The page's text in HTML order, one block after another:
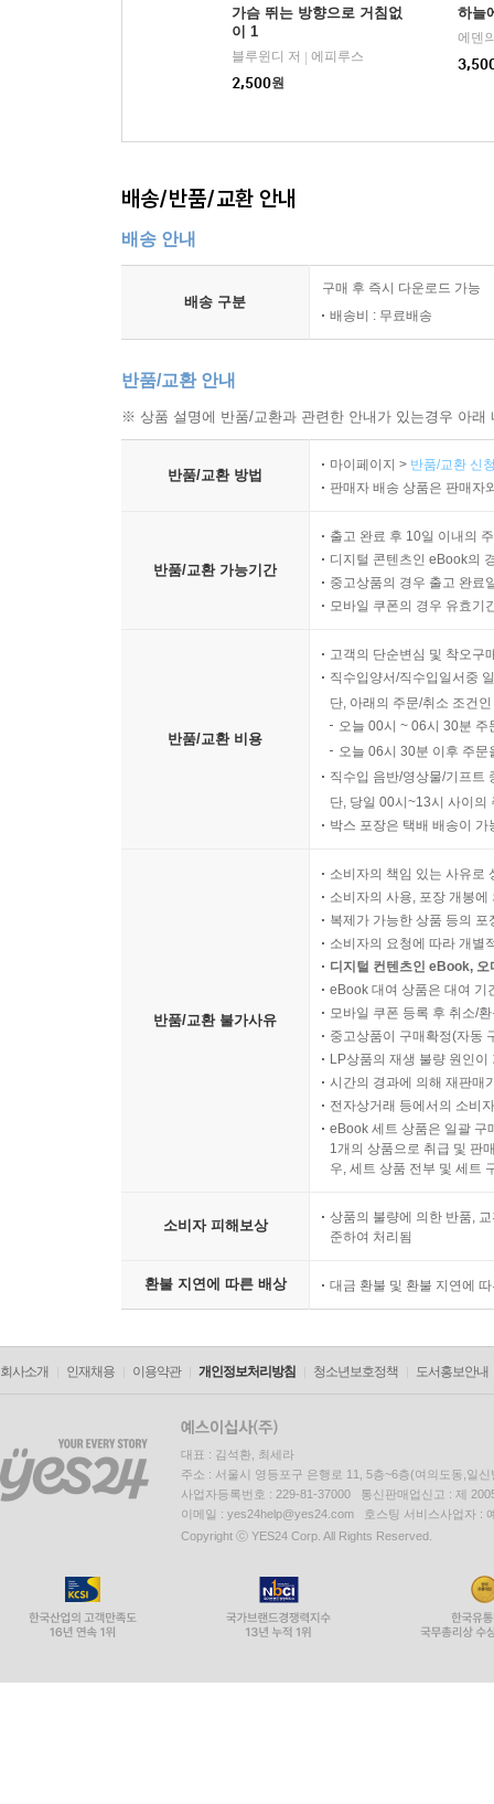
가슴 뛰는 방향으로 거침없
이 1
블루윈디 저 | 에피루스
2,500원
하늘
에덴
배송/반품/교환 안내
배송 안내
배송 구분
구매 후 즉시 다운로드 가능
배송비 : 무료배송
반품/교환 안내
※ 상품 설명에 반품/교환과 관련한 안내가 있는경우 아
반품/교환 방법
마이페이지 > 반품/교환 신
판매자 배송 상품은 판매자
반품/교환 가능기간
출고 완료 후 10일 이내의
디지털 콘텐츠인 eBook의
중고상품의 경우 출고 완료
모바일 쿠폰의 경우 유효기
반품/교환 비용
고객의 단순변심 및 착오구
직수입양서/직수입일서중
단, 아래의 주문/취소 조건
오늘 00시 ~ 06시 30분
오늘 06시 30분 이후 주
직수입 음반/영상물/기프트
단, 당일 00시~13시 사이의
박스 포장은 택배 배송이
반품/교환 불가사유
소비자의 책임 있는 사유로
소비자의 사용, 포장 개봉
복제가 가능한 상품 등의
소비자의 요청에 따라 개별
디지털 컨텐츠인 eBook,
eBook 대여 상품은 대여 기
모바일 쿠폰 등록 후 취소/
중고상품이 구매확정(자동
LP상품의 재생 불량 원인
시간의 경과에 의해 재판매
전자상거래 등에서의 소비
eBook 세트 상품은 일괄 구
1개의 상품으로 취급 및 판
우, 세트 상품 전부 및 세트
소비자 피해보상
상품의 불량에 의한 반품,
준하여 처리됨
환불 지연에 따른 배상 대금 환불 및 환불 지연에
회사소개 인재채용 이용약관 개인정보처리방침 청소년보호정책 도서홍보안내
대표 : 김석환, 최세라
주소 : 서울시 영등포구 은행로 11, 5층~6층(여의도동,일신
사업자등록번호 : 229-81-37000 통신판매업신고 : 제
이메일 : yes24help@yes24.com 호스팅 서비스사업자 :
Copyright ⓒ YES24 Corp. All Rights Reserved.